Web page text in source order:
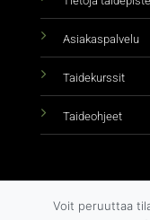
Asiakaspalvelu
Taidekurssit
Taideohjeet
Voit peruuttaa